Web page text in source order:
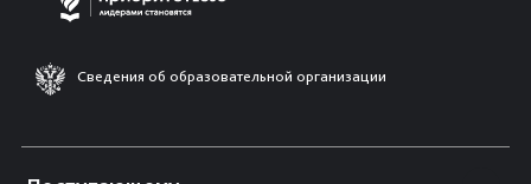
Сведения об образовательной организации